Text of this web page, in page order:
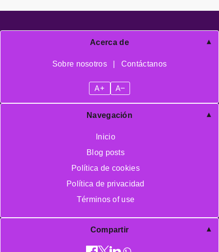
Acerca de
Sobre nosotros Contáctanos
A+ A–
Navegación
Inicio
Blog posts
Política de cookies
Política de privacidad
Términos of use
Compartir